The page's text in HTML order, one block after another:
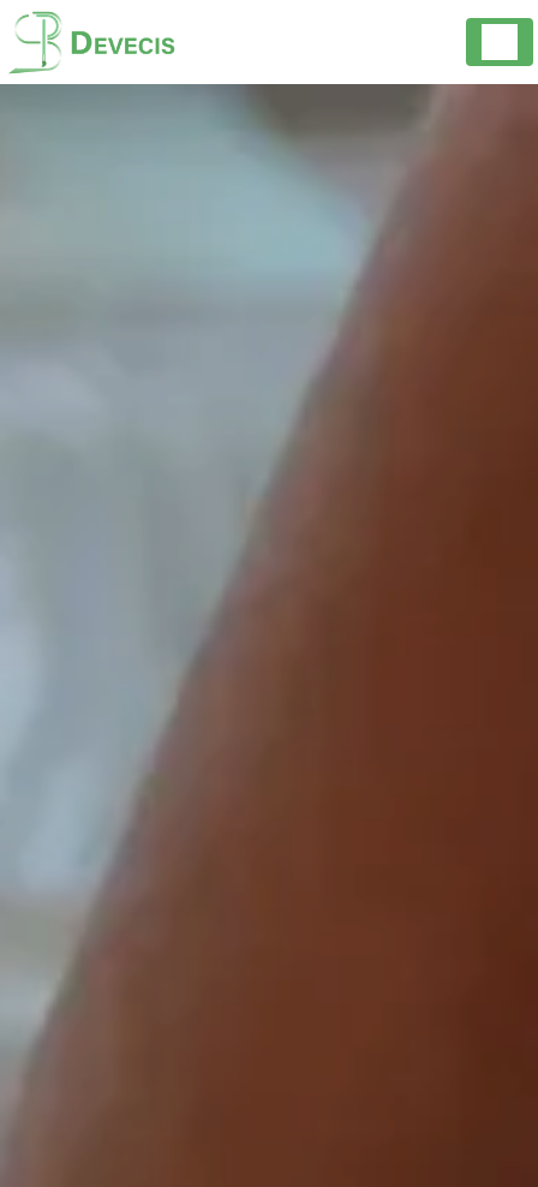
Panneau de gestion des cookies